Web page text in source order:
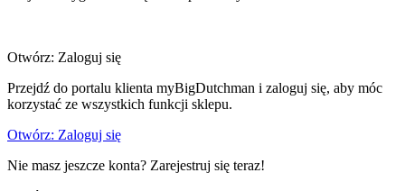
Otwórz: Zaloguj się
Przejdź do portalu klienta myBigDutchman i zaloguj się, aby móc
korzystać ze wszystkich funkcji sklepu.
Otwórz: Zaloguj się
Nie masz jeszcze konta? Zarejestruj się teraz!